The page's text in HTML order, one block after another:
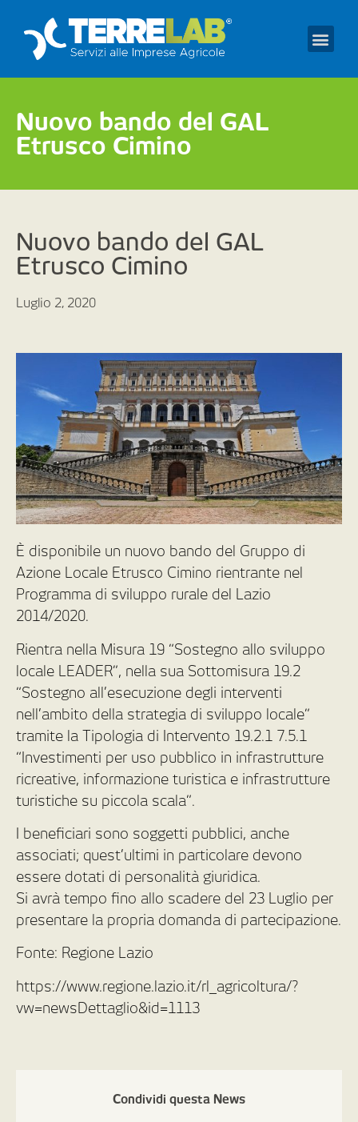
Nuovo bando del GAL
Etrusco Cimino
Nuovo bando del GAL
Etrusco Cimino
Luglio 2, 2020
È disponibile un nuovo bando del Gruppo di
Azione Locale Etrusco Cimino rientrante nel
Programma di sviluppo rurale del Lazio
2014/2020.
Rientra nella Misura 19 “Sostegno allo sviluppo
locale LEADER”, nella sua Sottomisura 19.2
“Sostegno all’esecuzione degli interventi
nell’ambito della strategia di sviluppo locale”
tramite la Tipologia di Intervento 19.2.1 7.5.1
“Investimenti per uso pubblico in infrastrutture
ricreative, informazione turistica e infrastrutture
turistiche su piccola scala”.
I beneficiari sono soggetti pubblici, anche
associati; quest’ultimi in particolare devono
essere dotati di personalità giuridica.
Si avrà tempo fino allo scadere del 23 Luglio per
presentare la propria domanda di partecipazione.
Fonte: Regione Lazio
https://www.regione.lazio.it/rl_agricoltura/?
vw=newsDettaglio&id=1113
Condividi questa News